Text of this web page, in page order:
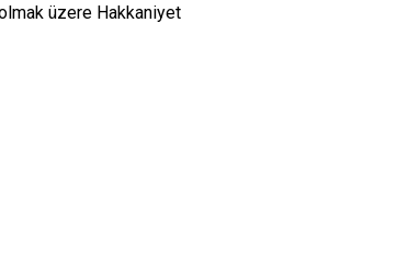
üzere Hakkaniyet